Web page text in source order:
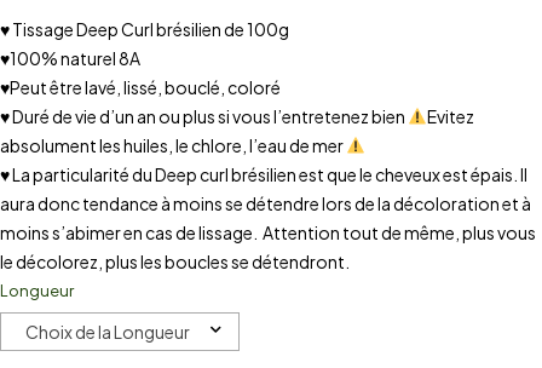
♥ Tissage Deep Curl brésilien de 100g
♥100% naturel 8A
♥Peut être lavé, lissé, bouclé, coloré
♥ Duré de vie d’un an ou plus si vous l’entretenez bien
Evitez
absolument les huiles, le chlore, l’eau de mer
♥ La particularité du Deep curl brésilien est que le cheveux est épais. Il
aura donc tendance à moins se détendre lors de la décoloration et à
moins s’abimer en cas de lissage. Attention tout de même, plus vous
le décolorez, plus les boucles se détendront.
Longueur
Choix de la Longueur